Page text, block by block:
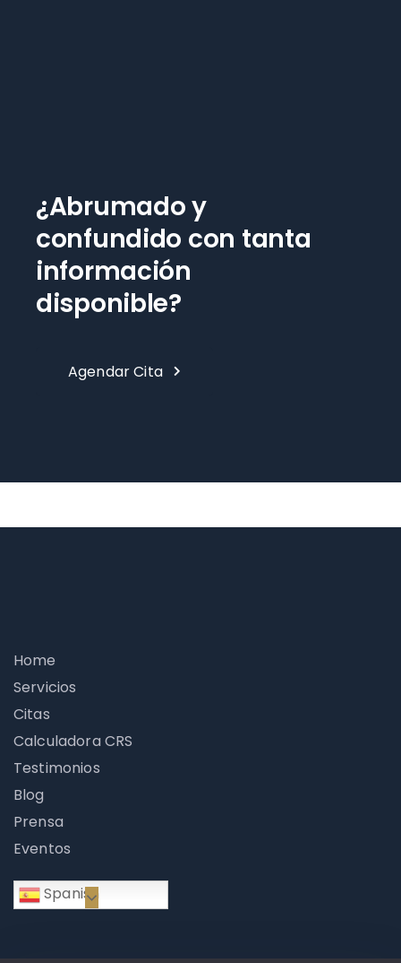
¿Abrumado y
confundido con tanta
información
disponible?
Agendar Cita
Home
Servicios
Citas
Calculadora CRS
Testimonios
Blog
Prensa
Eventos
Spanish